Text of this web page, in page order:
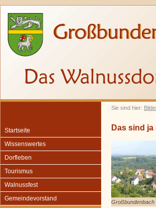
Sie sind hier:
Startseite
Wissenswertes
Dorfleben
Tourismus
Walnussfest
Gemeindevorstand
Das sind
Großbundenbach